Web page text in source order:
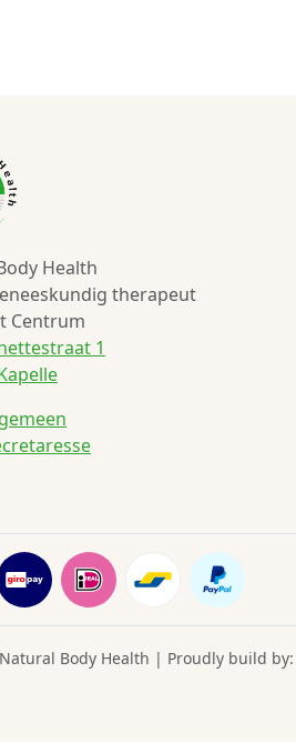
Health
therapeut
Centrum
1
Body Health | Proudly build by: